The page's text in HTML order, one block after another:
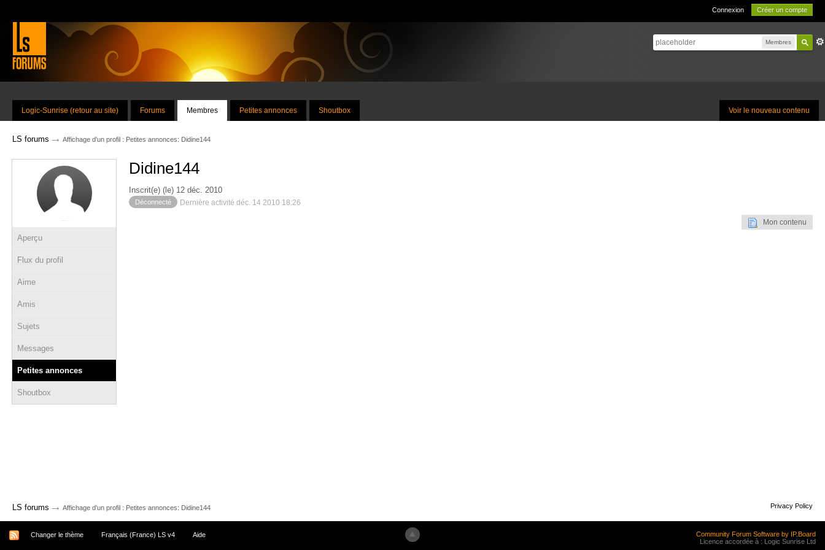
Connexion Créer un compte
Membres
Voir le nouveau contenu
Logic-Sunrise (retour au site) Forums Membres Petites annonces Shoutbox
LS forums → Affichage d'un profil : Petites annonces: Didine144
Aperçu
Flux du profil
Aime
Amis
Sujets
Messages
Petites annonces
Shoutbox
Didine144
Inscrit(e) (le) 12 déc. 2010
Déconnecté Dernière activité déc. 14 2010 18:26
Mon contenu
LS forums → Affichage d'un profil : Petites annonces: Didine144 Privacy Policy
Changer le thème Français (France) LS v4 Aide
Community Forum Software by IP.Board
Licence accordée à : Logic Sunrise Ltd